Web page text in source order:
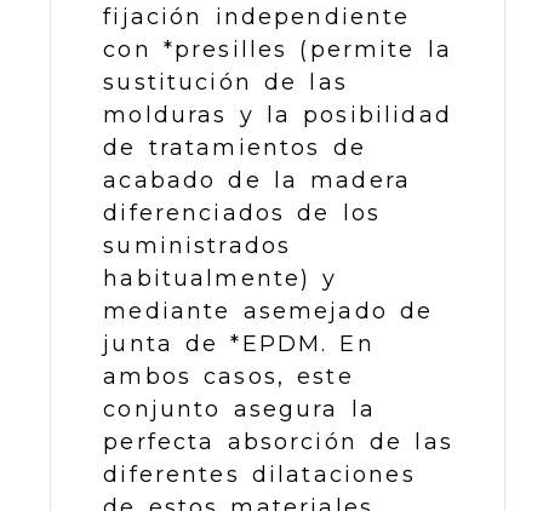
fijación independiente
con *presilles (permite la
sustitución de las
molduras y la posibilidad
de tratamientos de
acabado de la madera
diferenciados de los
suministrados
habitualmente) y
mediante asemejado de
junta de *EPDM. En
ambos casos, este
conjunto asegura la
perfecta absorción de las
diferentes dilataciones